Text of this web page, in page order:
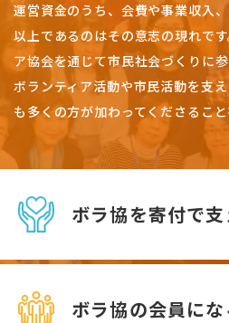
運営資金のうち、会費や事業収入、
以上であるのはその意志の現れです
ア協会を通じて市民社会づくりに
ボランティア活動や市民活動を支
も多くの方が加わってくださるこ
ボラ協を寄付で支
ボラ協の会員にな